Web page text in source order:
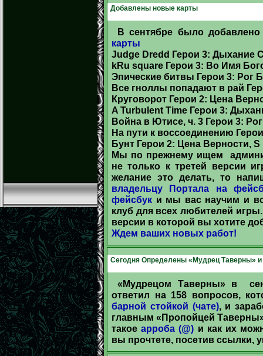
Добавлены новые карты
В сентябре было
карты
Judge Dredd Герои 3: Дыхание
kRu square Герои 3: Во Имя
Эпические битвы Герои 3: Рог
Все гноллы попадают в рай
Круговорот Герои 2: Цена
A Turbulent Time Герои 3:
Война в Ютисе, ч. 3 Герои 3:
На пути к воссоединению
Бунт Герои 2: Цена Верности, S
Мы по прежнему ищем
не только к третей версии
желание это делать, то
владельцу Портала на
фейсбук и мы вас научим и
клуб для всех любителей
версии в которой вы хотите
Ждем ваших новых работ!
Сегодня Определены «Мудрец Таверны»
«Мудрецом Таверны» в
ответил на 158 вопросов,
барной стойкой (чате), и
главным «Пропойцей
такоеарроба (@) и как их
вы прочтете, посетив ссылки,